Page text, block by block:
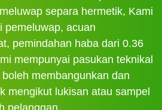
separa hermetik, Kami
pemeluwap, acuan
pemindahan haba dari 0.36
mempunyai pasukan teknikal
membangunkan dan
mengikut lukisan atau sampel